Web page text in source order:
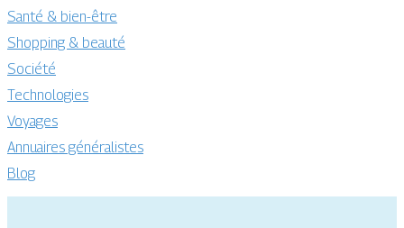
Santé & bien-être
Shopping & beauté
Société
Technologies
Voyages
Annuaires généralistes
Blog